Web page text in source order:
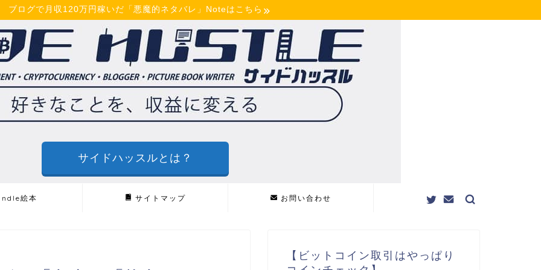
ブログで月収120万円稼いだ「悪魔的ネタバレ」Noteはこちら
サイドハッスルとは？
絵本 サイトマップ お問い合わせ
【ビットコイン取引はやっぱり